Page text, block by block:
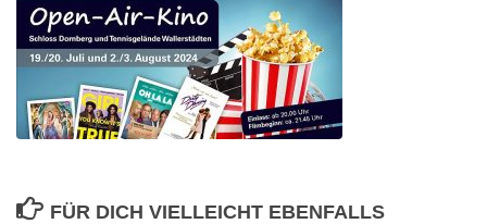
FÜR DICH VIELLEICHT EBENFALLS